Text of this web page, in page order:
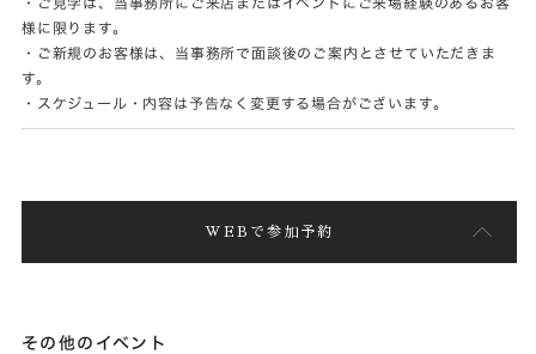
様に限ります。
・ご新規のお客様は、当事務所で面談後のご案内とさせていただきま
す。
・スケジュール・内容は予告なく変更する場合がございます。
WEBで参加予約
その他のイベント